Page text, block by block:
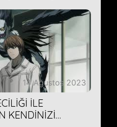
14 Ağustos 2023
İLE
KENDİNİZİ